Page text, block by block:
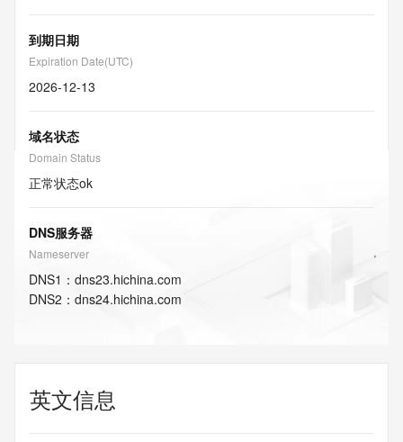
到期日期
Expiration Date(UTC)
2026-12-13
域名状态
Domain Status
正常状态ok
DNS服务器
Nameserver
DNS1 ： dns23.hichina.com
DNS2 ： dns24.hichina.com
英文信息